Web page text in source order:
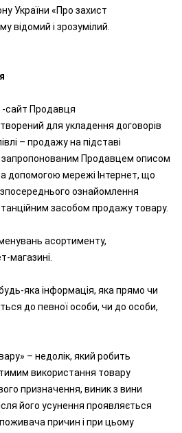
України «Про захист
відомий і зрозумілий.
-сайт Продавця
для укладення договорів
– продажу на підставі
Продавцем описом
допомогою мережі Інтернет, що
ознайомлення
засобом продажу товару.
асортименту,
магазині.
яка інформація, яка прямо чи
до певної особи, чи до особи,
– недолік, який робить
використання товару
призначення, виник з вини
його усунення проявляється
причин і при цьому